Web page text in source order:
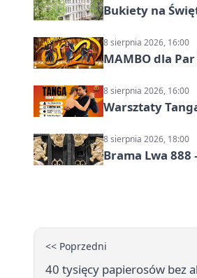
Bukiety na
8 sierpnia 2026, 16:00
MAMBO dla
8 sierpnia 2026, 16:00
Warsztaty
8 sierpnia 2026, 18:00
Brama Lwa
<< Poprzedni
40 tysięcy papierosów bez